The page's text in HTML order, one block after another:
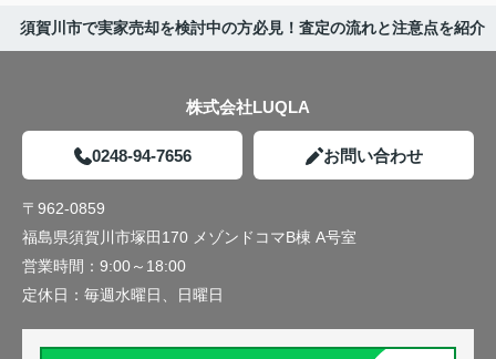
須賀川市で実家売却を検討中の方必見！査定の流れと注意点を紹介
株式会社LUQLA
0248-94-7656 お問い合わせ
〒962-0859
福島県須賀川市塚田170 メゾンドコマB棟 A号室
営業時間： 9:00～18:00
定休日： 毎週水曜日、日曜日